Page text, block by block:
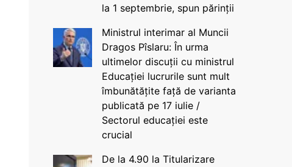
la 1 septembrie, spun părinții
Ministrul interimar al Muncii
Dragos Pîslaru: În urma
ultimelor discuții cu ministrul
Educației lucrurile sunt mult
îmbunătățite față de varianta
publicată pe 17 iulie /
Sectorul educației este
crucial
De la 4.90 la Titularizare